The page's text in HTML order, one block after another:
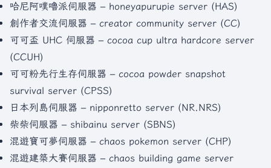
哈尼阿噗嚕派伺服器 – honeyapurupie server (HAS)
創作者交流伺服器 – creator community server (CC)
可可盃 UHC 伺服器 – cocoa cup ultra hardcore server
(CCUH)
可可粉先行生存伺服器 – cocoa powder snapshot
survival server (CPSS)
日本列島伺服器 – nipponretto server (NR.NRS)
柴柴伺服器 – shibainu server (SBNS)
混遊寶可夢伺服器 – chaos pokemon server (CHP)
混遊建築大賽伺服器 – chaos building game server